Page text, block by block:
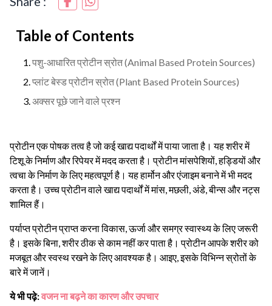
Table of Contents
पशु-आधारित प्रोटीन स्रोत (Animal Based Protein Sources)
प्लांट बेस्ड प्रोटीन स्रोत (Plant Based Protein Sources)
अक्सर पूछे जाने वाले प्रश्न
प्रोटीन एक पोषक तत्व है जो कई खाद्य पदार्थों में पाया जाता है। यह शरीर में
टिशू के निर्माण और रिपेयर में मदद करता है। प्रोटीन मांसपेशियों, हड्डियों और
त्वचा के निर्माण के लिए महत्वपूर्ण है। यह हार्मोन और एंजाइम बनाने में भी मदद
करता है। उच्च प्रोटीन वाले खाद्य पदार्थों में मांस, मछली, अंडे, बीन्स और नट्स
शामिल हैं।
पर्याप्त प्रोटीन प्राप्त करना विकास, ऊर्जा और समग्र स्वास्थ्य के लिए जरूरी
है। इसके बिना, शरीर ठीक से काम नहीं कर पाता है। प्रोटीन आपके शरीर को
मजबूत और स्वस्थ रखने के लिए आवश्यक है। आइए, इसके विभिन्न स्रोतों के
बारे में जानें।
ये भी पढ़े:वजन ना बढ़ने का कारण और उपचार